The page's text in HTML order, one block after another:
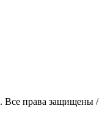
. Все права защищены /